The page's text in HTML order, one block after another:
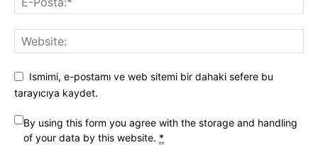
Ismimi, e-postamı ve web sitemi bir dahaki sefere bu
tarayıcıya kaydet.
By using this form you agree with the storage and handling
of your data by this website. *